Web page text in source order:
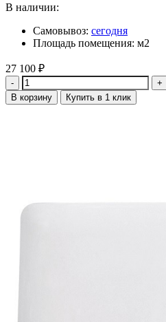
В наличии:
Самовывоз: сегодня
Площадь помещения: м2
27 100 ₽
Количество
В корзину Купить в 1 клик